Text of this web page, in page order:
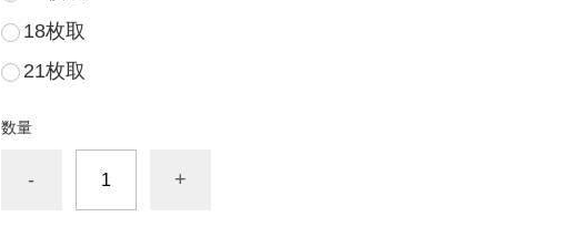
18枚取
21枚取
数量
- +